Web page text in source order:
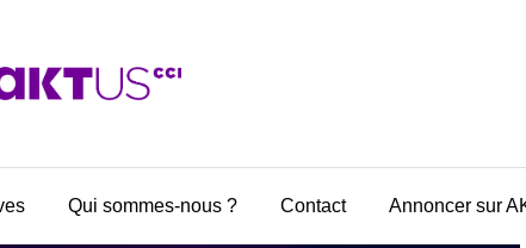
Qui sommes-nous ? Contact Annoncer sur